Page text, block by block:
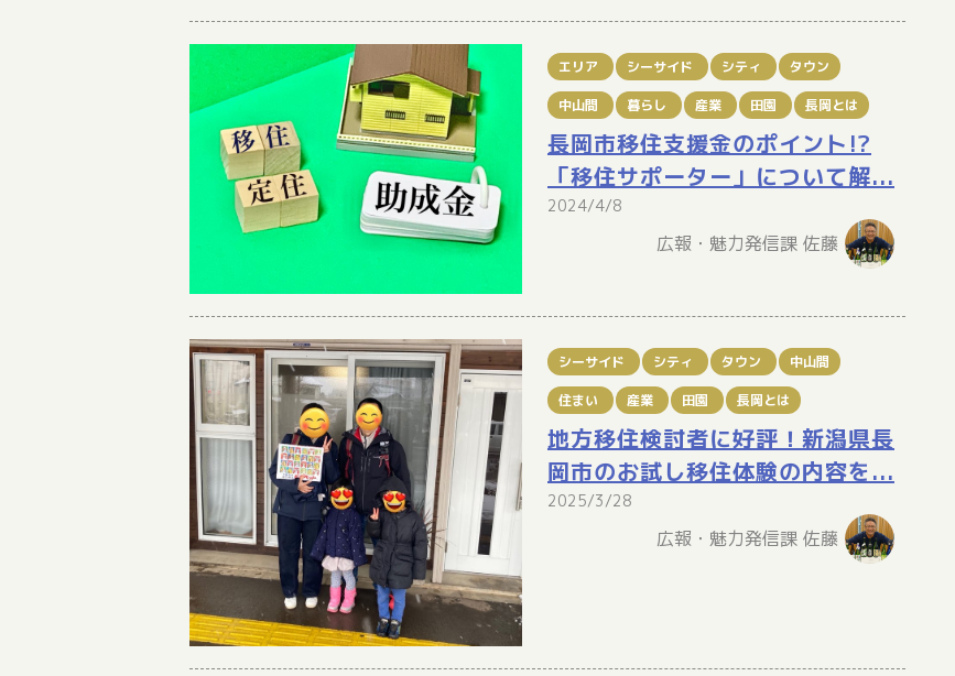
エリア シーサイド シティ タウン
中山間 暮らし 産業 田園 長岡とは
長岡市移住支援金のポイント!?
「移住サポーター」について解...
2024/4/8
広報・魅力発信課 佐藤
シーサイド シティ タウン 中山間
住まい 産業 田園 長岡とは
地方移住検討者に好評！新潟県長
岡市のお試し移住体験の内容を...
2025/3/28
広報・魅力発信課 佐藤